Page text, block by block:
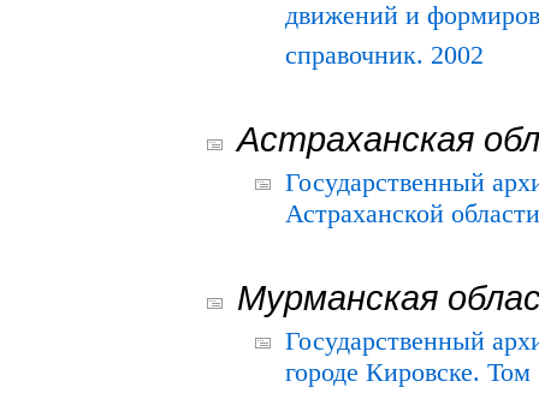
движений и
справочник. 2002
Астраханская
Государственный
Астраханской
Мурманская
Государственный
городе Кировске.